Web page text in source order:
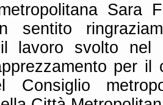
Sara
sentito
lavoro svolto nel
per il
Consiglio